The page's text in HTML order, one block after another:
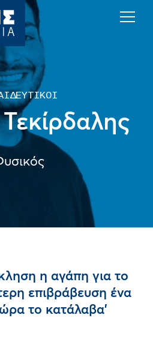
η αγάπη για το
επιβράβευση ένα
το κατάλαβα'